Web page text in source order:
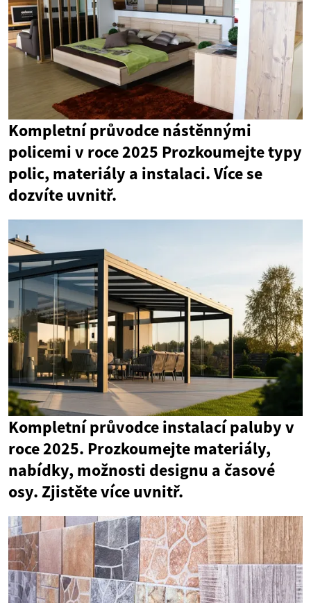
Kompletní průvodce nástěnnými
policemi v roce 2025 Prozkoumejte typy
polic, materiály a instalaci. Více se
dozvíte uvnitř.
Kompletní průvodce instalací paluby v
roce 2025. Prozkoumejte materiály,
nabídky, možnosti designu a časové
osy. Zjistěte více uvnitř.